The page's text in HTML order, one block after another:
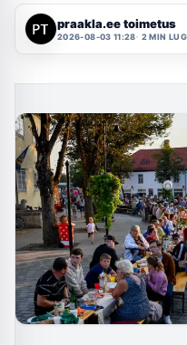
praakla.ee toimetus
2026-08-03 11:28 2 MIN